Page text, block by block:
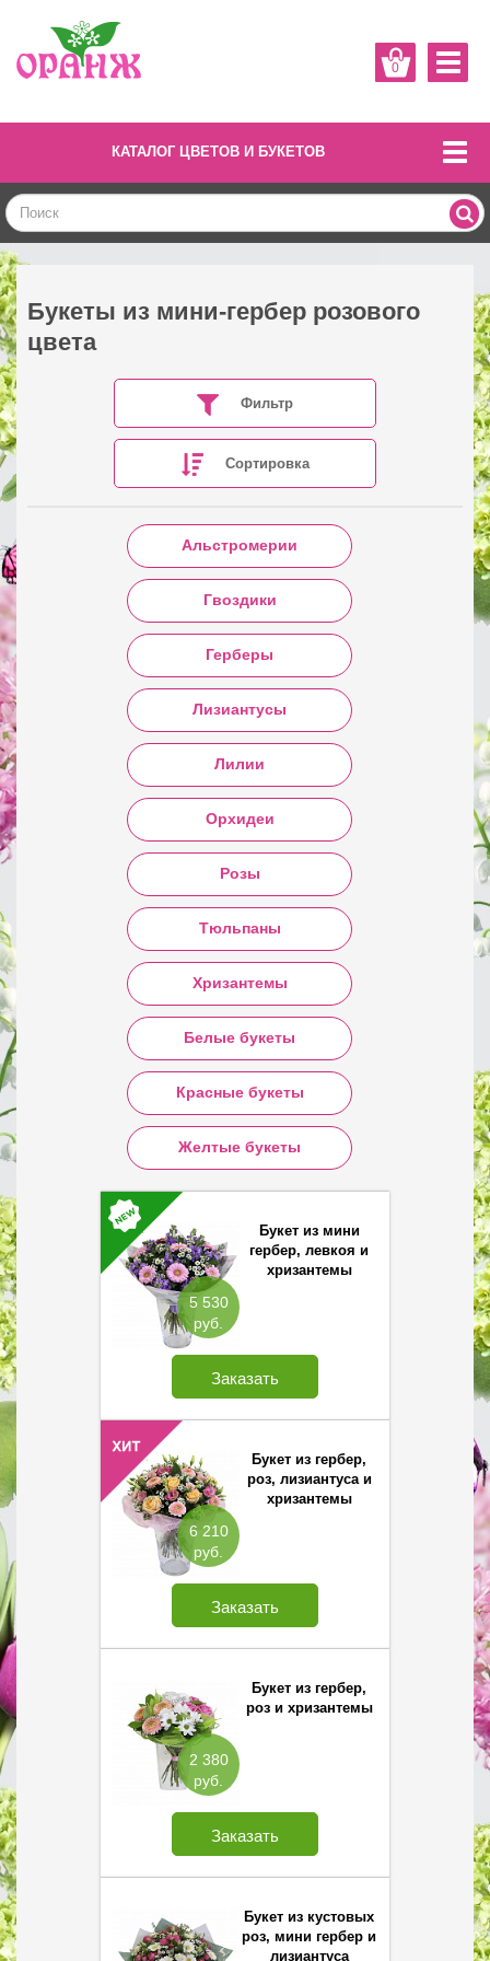
0
КАТАЛОГ ЦВЕТОВ И БУКЕТОВ
Букеты из мини-гербер розового
цвета
Фильтр
Сортировка
Альстромерии
Гвоздики
Герберы
Лизиантусы
Лилии
Орхидеи
Розы
Тюльпаны
Хризантемы
Белые букеты
Красные букеты
Желтые букеты
5 530
руб.
Букет из мини
гербер, левкоя и
хризантемы
Заказать
6 210
руб.
Букет из гербер,
роз, лизиантуса и
хризантемы
Заказать
2 380
руб.
Букет из гербер,
роз и хризантемы
Заказать
Букет из кустовых
роз, мини гербер и
лизиантуса